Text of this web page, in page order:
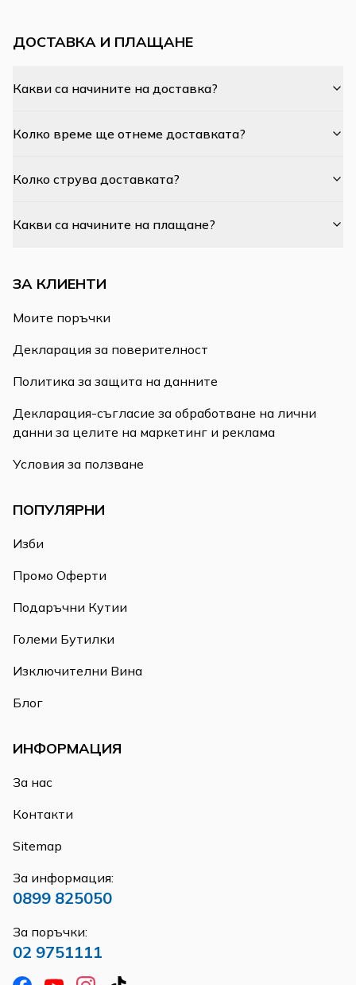
ДОСТАВКА И ПЛАЩАНЕ
Какви са начините на доставка?
Колко време ще отнеме доставката?
Колко струва доставката?
Какви са начините на плащане?
ЗА КЛИЕНТИ
Моите поръчки
Декларация за поверителност
Политика за защита на данните
Декларация-съгласие за обработване на лични
данни за целите на маркетинг и реклама
Условия за ползване
ПОПУЛЯРНИ
Изби
Промо Оферти
Подаръчни Кутии
Големи Бутилки
Изключителни Вина
Блог
ИНФОРМАЦИЯ
За нас
Контакти
Sitemap
За информация:
0899 825050
За поръчки:
02 9751111